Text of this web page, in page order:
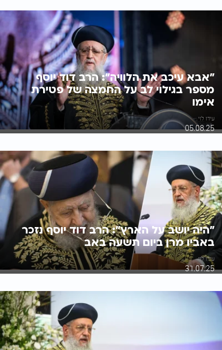
"אבא עיכב את הלוויה": הרב דוד יוסף
מספר בגילוי לב על החמצה של פטירת
אימו
עידו לוי
05.08.25
"היה יושב על הארץ": הרב דוד יוסף נזכר
באביו מרן ביום תשעה באב
עידו לוי
31.07.25